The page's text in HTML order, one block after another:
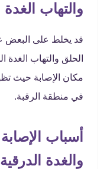
والتهاب الغدة
قد يخلط على البعض
الحلق والتهاب الغدة
مكان الإصابة حيث
في منطقة الرقبة.
أسباب
والغدة الدرقية